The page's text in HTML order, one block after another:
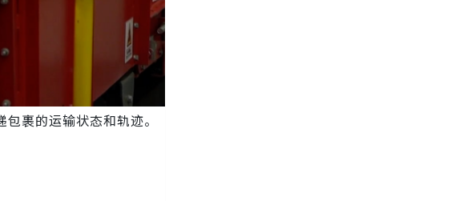
裹的运输状态和轨迹。